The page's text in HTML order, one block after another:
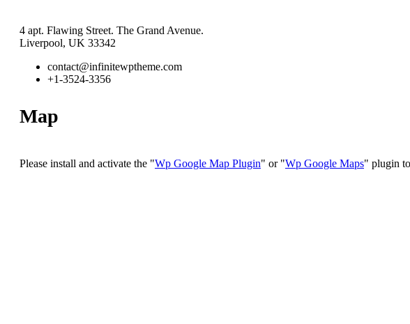
4 apt. Flawing Street. The Grand Avenue.
Liverpool, UK 33342
contact@infinitewptheme.com
+1-3524-3356
Map
Please install and activate the "Wp Google Map Plugin" or "Wp Google Maps" plugin